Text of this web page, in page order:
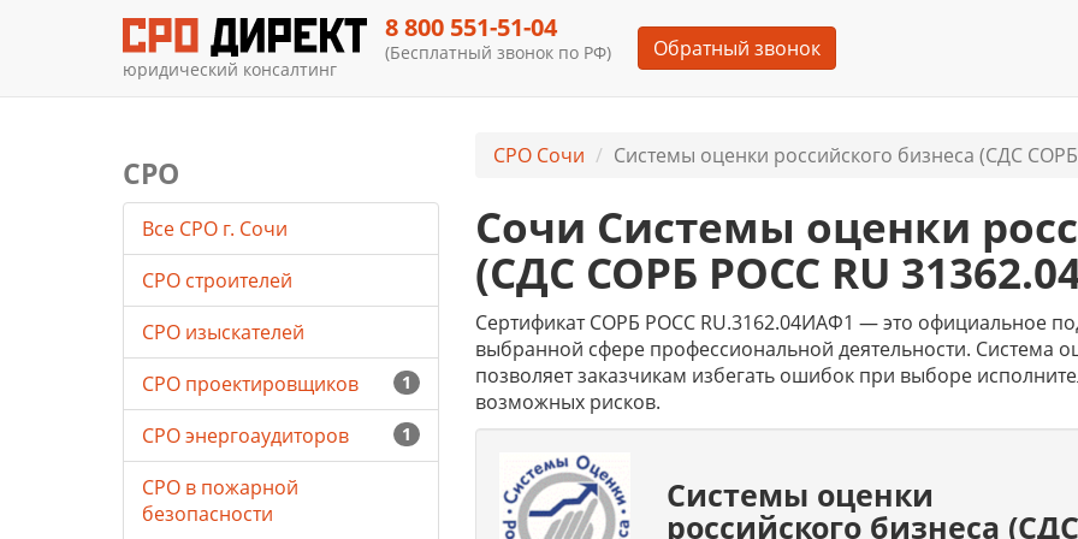
юридический консалтинг
8 800 551-51-04
(Бесплатный звонок по РФ) Обратный звонок
СРО Сочи Системы оценки российского бизнеса (СДС
Сочи Системы оценки
(СДС СОРБ РОСС RU
Сертификат СОРБ РОСС RU.3162.04ИАФ1 — это официальное
выбранной сфере профессиональной деятельности. Система
позволяет заказчикам избегать ошибок при выборе
возможных рисков.
Системы оценки
российского бизнеса
СРО
Все СРО г. Сочи
СРО строителей
СРО изыскателей
1
СРО проектировщиков
1
СРО энергоаудиторов
СРО в пожарной
безопасности